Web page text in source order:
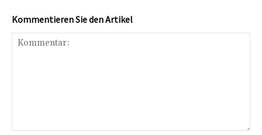
Kommentieren Sie den Artikel